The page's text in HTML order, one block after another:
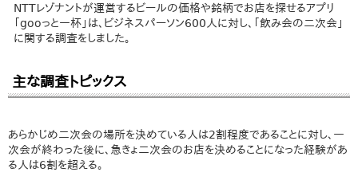
NTTレゾナントが運営するビールの価格や銘柄でお店を探せるアプリ
「gooっと一杯」は、ビジネスパーソン600人に対し、「飲み会の二次会」
に関する調査をしました。
主な調査トピックス
あらかじめ二次会の場所を決めている人は2割程度であることに対し、一
次会が終わった後に、急きょ二次会のお店を決めることになった経験があ
る人は6割を超える。